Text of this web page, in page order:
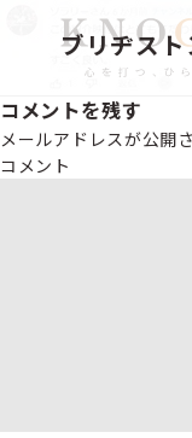
ブリヂスト
コメントを残す
メールアドレスが公開
コメント